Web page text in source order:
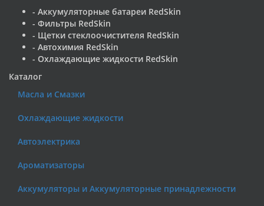
- Аккумуляторные батареи RedSkin
- Фильтры RedSkin
- Щетки стеклоочистителя RedSkin
- Автохимия RedSkin
- Охлаждающие жидкости RedSkin
Каталог
Масла и Смазки
Охлаждающие жидкости
Автоэлектрика
Ароматизаторы
Аккумуляторы и Аккумуляторные принадлежности